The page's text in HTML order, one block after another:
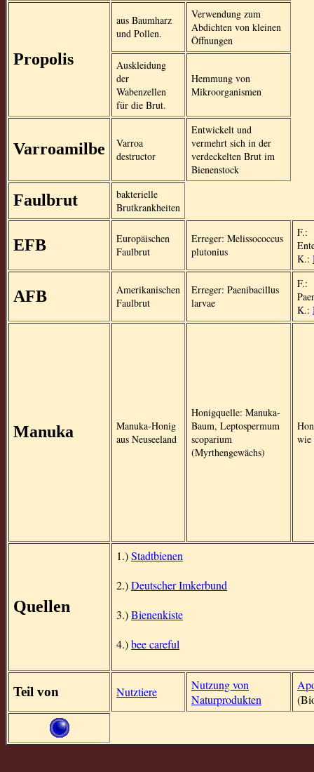
Propolis
aus Baumharz
und Pollen.
Verwendung zum
Abdichten von kleinen
Öffnungen
Auskleidung
der
Wabenzellen
für die Brut.
Hemmung von
Mikroorganismen
Varroamilbe
Varroa
destructor
Entwickelt und
vermehrt sich in der
verdeckelten Brut im
Bienenstock
Faulbrut
bakterielle
Brutkrankheiten
EFB
Europäischen
Faulbrut
Erreger: Melissococcus
plutonius
F.:
K.:
AFB
Amerikanischen
Faulbrut
Erreger: Paenibacillus
larvae
F.:
K.:
Manuka
Manuka-Honig
aus Neuseeland
Honigquelle: Manuka-
Baum, Leptospermum
scoparium
(Myrthengewächs)
wie
Quellen
1.)Stadtbienen
2.)Deutscher Imkerbund
3.)Bienenkiste
4.)bee careful
Teil von Nutztiere
Nutzung von
Naturprodukten